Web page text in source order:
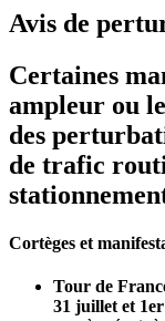
Avis de
Certaines
ampleur ou
des
de trafic
Cortèges et
Tour de
31 juillet et